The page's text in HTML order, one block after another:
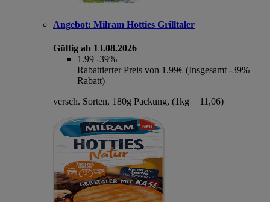
Angebot: Milram Hotties Grilltaler
Gültig ab 13.08.2026
1.99 -39%
Rabattierter Preis von 1.99€ (Insgesamt -39%
Rabatt)
versch. Sorten, 180g Packung, (1kg = 11,06)